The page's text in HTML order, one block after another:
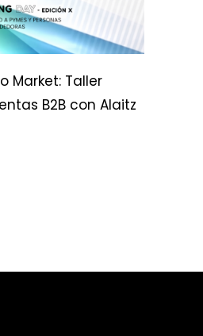
Market: Taller
B2B con Alaitz